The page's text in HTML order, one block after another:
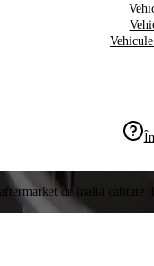
de înaltă